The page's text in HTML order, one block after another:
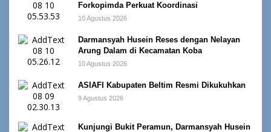
Forkopimda Perkuat Koordinasi
10 Agustus 2026
Darmansyah Husein Reses dengan Nelayan
Arung Dalam di Kecamatan Koba
10 Agustus 2026
ASIAFI Kabupaten Beltim Resmi Dikukuhkan
9 Agustus 2026
Kunjungi Bukit Peramun, Darmansyah Husein